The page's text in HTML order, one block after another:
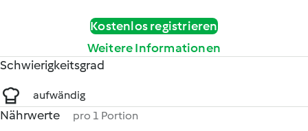
Kostenlos registrieren
Weitere Informationen
Schwierigkeitsgrad
aufwändig
Nährwerte pro 1 Portion